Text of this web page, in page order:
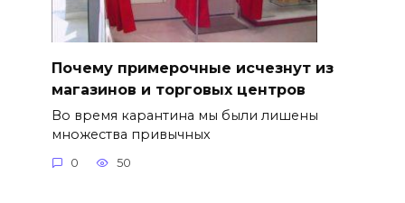
Почему примерочные исчезнут из
магазинов и торговых центров
Во время карантина мы были лишены
множества привычных
0 50